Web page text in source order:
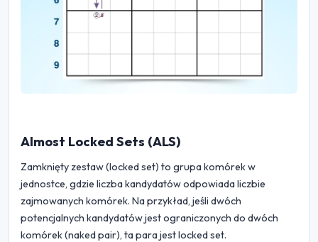
Almost Locked Sets (ALS)
Zamknięty zestaw (locked set) to grupa komórek w
jednostce, gdzie liczba kandydatów odpowiada liczbie
zajmowanych komórek. Na przykład, jeśli dwóch
potencjalnych kandydatów jest ograniczonych do dwóch
komórek (naked pair), ta para jest locked set.